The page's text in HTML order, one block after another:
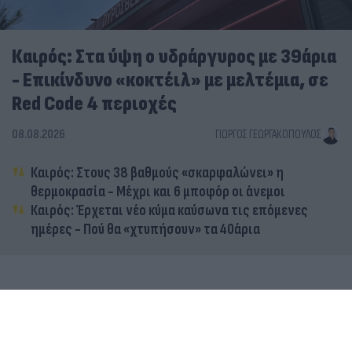
Καιρός: Στα ύψη ο υδράργυρος με 39άρια
- Επικίνδυνο «κοκτέιλ» με μελτέμια, σε
Red Code 4 περιοχές
08.08.2026 ΓΙΏΡΓΟΣ ΓΕΩΡΓΑΚΌΠΟΥΛΟΣ
Καιρός: Στους 38 βαθμούς «σκαρφαλώνει» η
θερμοκρασία - Μέχρι και 6 μποφόρ οι άνεμοι
Καιρός: Έρχεται νέο κύμα καύσωνα τις επόμενες
ημέρες - Πού θα «χτυπήσουν» τα 40άρια